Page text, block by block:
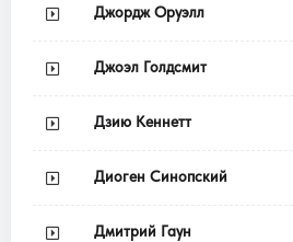
Джордж Оруэлл
Джоэл Голдсмит
Дзию Кеннетт
Диоген Синопский
Дмитрий Гаун